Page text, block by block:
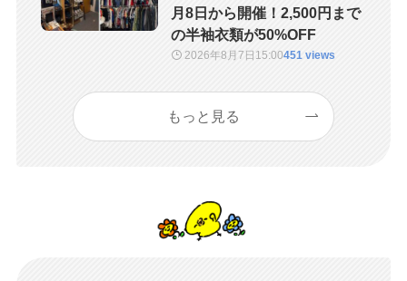
月8日から開催！2,500円まで
の半袖衣類が50%OFF
2026年8月7日 15:00451 views
もっと見る